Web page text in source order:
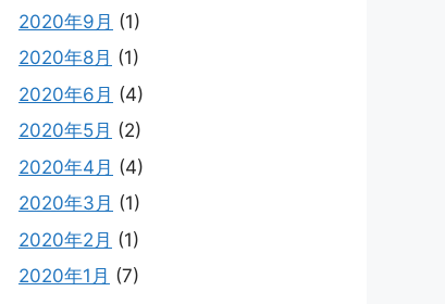
2020年9月 (1)
2020年8月 (1)
2020年6月 (4)
2020年5月 (2)
2020年4月 (4)
2020年3月 (1)
2020年2月 (1)
2020年1月 (7)